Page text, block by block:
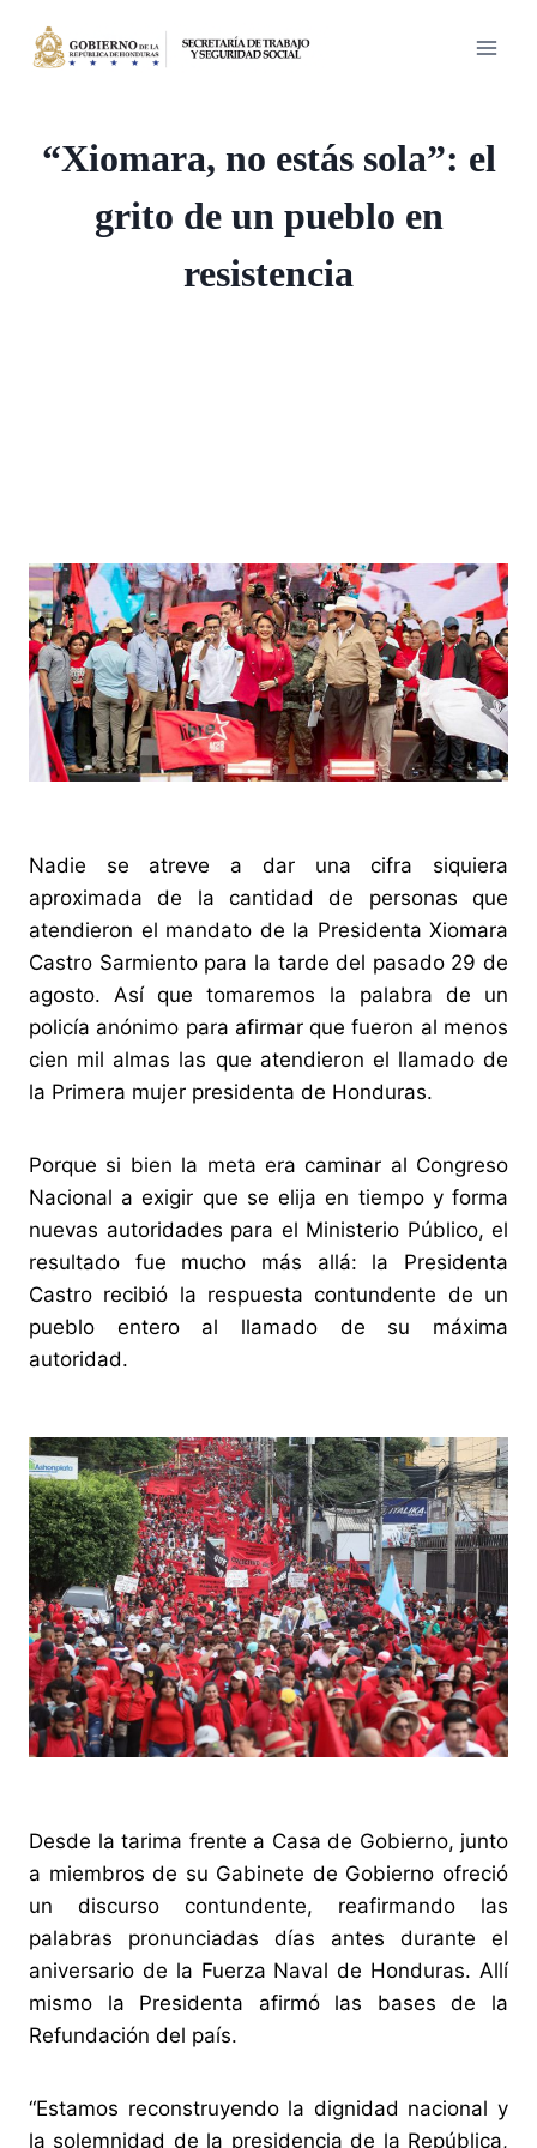
“Xiomara, no estás sola”: el
grito de un pueblo en
resistencia
Nadie se atreve a dar una cifra siquiera
aproximada de la cantidad de personas que
atendieron el mandato de la Presidenta Xiomara
Castro Sarmiento para la tarde del pasado 29 de
agosto. Así que tomaremos la palabra de un
policía anónimo para afirmar que fueron al menos
cien mil almas las que atendieron el llamado de
la Primera mujer presidenta de Honduras.
Porque si bien la meta era caminar al Congreso
Nacional a exigir que se elija en tiempo y forma
nuevas autoridades para el Ministerio Público, el
resultado fue mucho más allá: la Presidenta
Castro recibió la respuesta contundente de un
pueblo entero al llamado de su máxima
autoridad.
Desde la tarima frente a Casa de Gobierno, junto
a miembros de su Gabinete de Gobierno ofreció
un discurso contundente, reafirmando las
palabras pronunciadas días antes durante el
aniversario de la Fuerza Naval de Honduras. Allí
mismo la Presidenta afirmó las bases de la
Refundación del país.
“Estamos reconstruyendo la dignidad nacional y
la solemnidad de la presidencia de la República,